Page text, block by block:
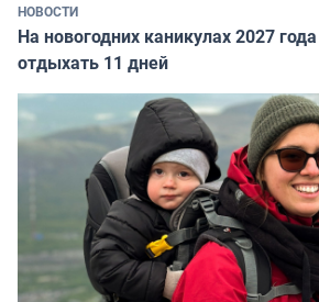
НОВОСТИ
На новогодних каникулах 2027
отдыхать 11 дней